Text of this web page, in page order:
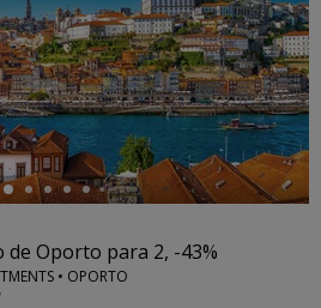
de Oporto para 2, -43%
• OPORTO